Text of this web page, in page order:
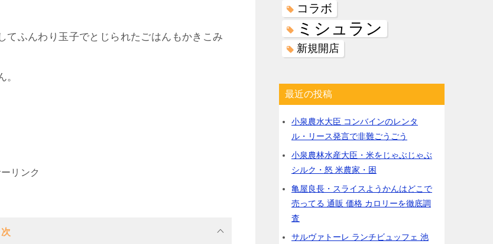
てふんわり玉子でとじられたごはんもかきこみ
リンク
和食・レストラン
洋食・西洋料理
ファミレス・カフェ
中華・エスニックの料理店
保存食品
ドリンク
実食レポート